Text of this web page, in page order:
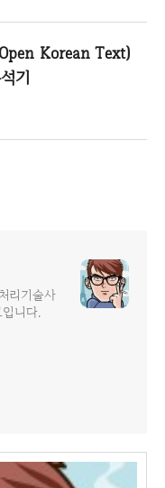
Korean Text)
기
리기술사
니다.